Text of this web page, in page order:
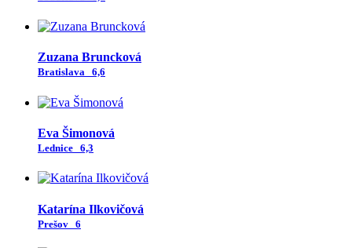
Zuzana Bruncková
Bratislava 6,6
Eva Šimonová
Lednice 6,3
Katarína Ilkovičová
Prešov 6